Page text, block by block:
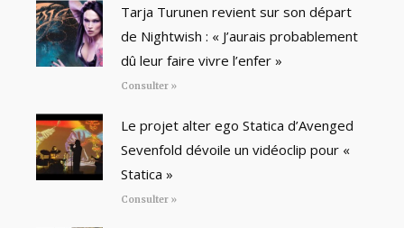
Tarja Turunen revient sur son départ
de Nightwish : « J’aurais probablement
dû leur faire vivre l’enfer »
Consulter »
Le projet alter ego Statica d’Avenged
Sevenfold dévoile un vidéoclip pour «
Statica »
Consulter »